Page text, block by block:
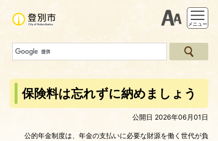
支援ツー
メニュー
保険料は忘れずに納めましょう
公開日 2026年06月01日
公的年金制度は、年金の支払いに必要な財源を働く世代が負